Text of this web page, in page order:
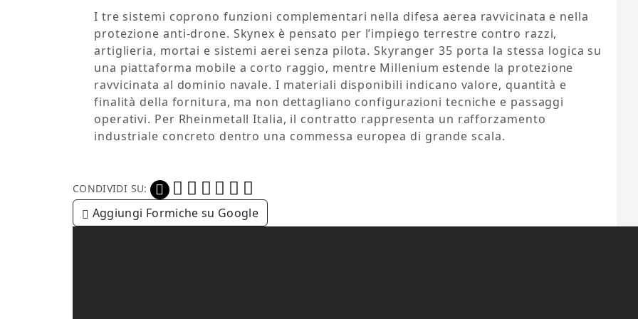
I tre sistemi coprono funzioni complementari nella difesa aerea ravvicinata e nella
protezione anti-drone. Skynex è pensato per l’impiego terrestre contro razzi,
artiglieria, mortai e sistemi aerei senza pilota. Skyranger 35 porta la stessa logica su
una piattaforma mobile a corto raggio, mentre Millenium estende la protezione
ravvicinata al dominio navale. I materiali disponibili indicano valore, quantità e
finalità della fornitura, ma non dettagliano configurazioni tecniche e passaggi
operativi. Per Rheinmetall Italia, il contratto rappresenta un rafforzamento
industriale concreto dentro una commessa europea di grande scala.
CONDIVIDI SU:
Aggiungi Formiche su Google